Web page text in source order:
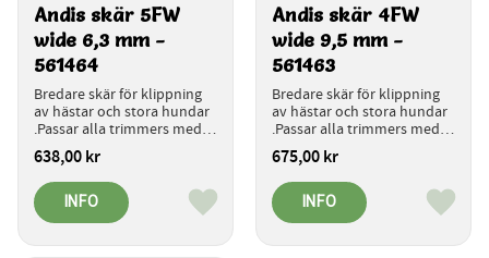
Andis skär 5FW
wide 6,3 mm -
561464
Bredare skär för klippning
av hästar och stora hundar
.Passar alla trimmers med
snabbkoppling för skäret.
638,00kr
Lägg till i favoriter
INFO
Andis skär 4FW
wide 9,5 mm -
561463
Bredare skär för klippning
av hästar och stora hundar
.Passar alla trimmers med
snabbkoppling för skäret.
675,00kr
Lägg
INFO